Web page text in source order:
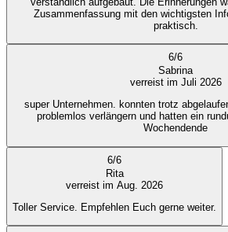
Zusammenfassung mit den wichtigsten
praktisch.
6/6
Sabrina
verreist im Juli 2026
super Unternehmen. konnten trotz
problemlos verlängern und hatten ein
Wochendende
6/6
Rita
verreist im Aug. 2026
Toller Service. Empfehlen Euch gerne weiter.